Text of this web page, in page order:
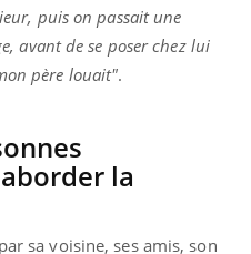
puis on passait une
avant de se poser chez lui
père louait".
la
sa voisine, ses amis, son